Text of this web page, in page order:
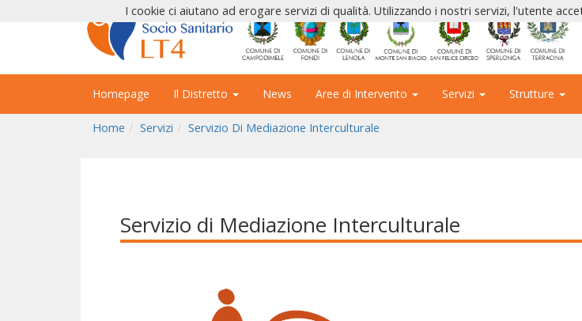
Homepage Il Distretto News Aree di Intervento Servizi Strutture
Home Servizi Servizio Di Mediazione Interculturale
Servizio di Mediazione Interculturale
I cookie ci aiutano ad erogare servizi di qualità. Utilizzando i nostri servizi, l'utente